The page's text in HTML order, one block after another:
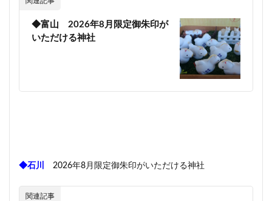
◆富山 2026年8月限定御朱印が
いただける神社
◆石川 2026年8月限定御朱印がいただける神社
関連記事